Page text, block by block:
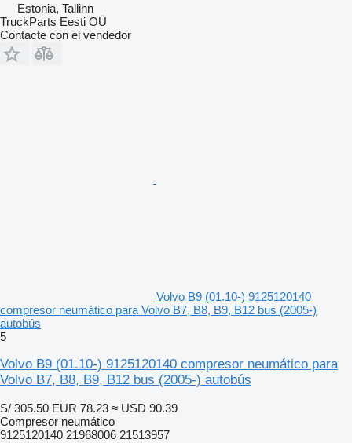
Estonia, Tallinn
TruckParts Eesti OÜ
Contacte con el vendedor
Volvo B9 (01.10-) 9125120140
compresor neumático para Volvo B7, B8, B9, B12 bus (2005-)
autobús
5
Volvo B9 (01.10-) 9125120140 compresor neumático para
Volvo B7, B8, B9, B12 bus (2005-) autobús
S/ 305.50 EUR 78.23 ≈ USD 90.39
Compresor neumático
9125120140 21968006 21513957